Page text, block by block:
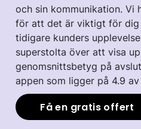
och sin kommunikation. Vi
för att det är viktigt för dig
tidigare kunders
superstolta över att visa
genomsnittsbetyg på
appen som ligger på 4.9 av
Få en gratis offert